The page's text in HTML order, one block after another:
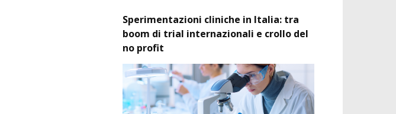
Sperimentazioni cliniche in Italia: tra
boom di trial internazionali e crollo del
no profit